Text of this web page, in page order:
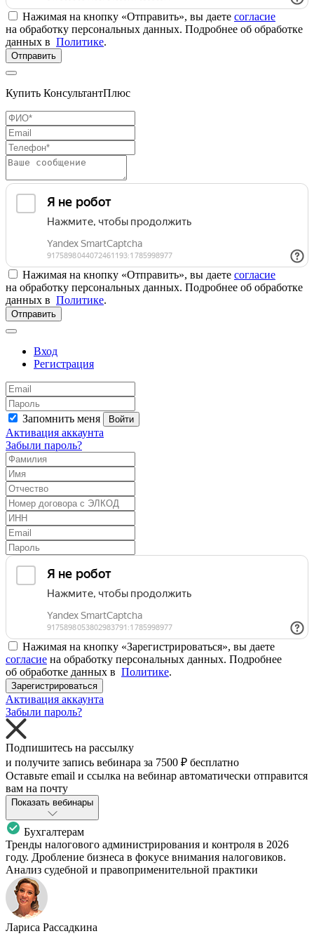
Нажимая на кнопку «Отправить», вы даете согласие
на обработку персональных данных. Подробнее об обработке
данных в Политике.
Отправить
Купить КонсультантПлюс
Нажимая на кнопку «Отправить», вы даете согласие
на обработку персональных данных. Подробнее об обработке
данных в Политике.
Отправить
Вход
Регистрация
Запомнить меня Войти
Активация аккаунта
Забыли пароль?
Нажимая на кнопку «Зарегистрироваться», вы даете
согласие на обработку персональных данных. Подробнее
об обработке данных в Политике.
Зарегистрироваться
Активация аккаунта
Забыли пароль?
Подпишитесь на рассылку
и получите запись вебинара за 7500 ₽ бесплатно
Оставьте email и ссылка на вебинар автоматически отправится
вам на почту
Показать вебинары
Бухгалтерам
Тренды налогового администрирования и контроля в 2026
году. Дробление бизнеса в фокусе внимания налоговиков.
Анализ судебной и правоприменительной практики
Лариса Рассадкина